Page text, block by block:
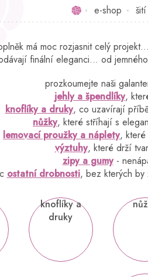
Domůe-shop šití
má moc rozjasnit celý
finální eleganci... od
prozkoumejte naši
jehly a špendlíky,
knoflíky a druky, co uzavírají
nůžky, které stříhají s
lemovací proužky a náplety, které
výztuhy, které drží
zipy a gumy-
ostatní drobnosti, bez kterých by
knoflíky a
druky